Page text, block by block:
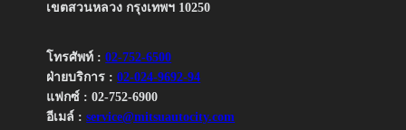
เขตสวนหลวง กรุงเทพฯ 10250
โทรศัพท์ :02-752-6500
ฝ่ายบริการ :02-024-9692-94
แฟกซ์ : 02-752-6900
อีเมล์ :service@mitsuautocity.com